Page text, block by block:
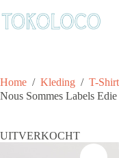
naar
de
Home / Kleding / T-
Nous Sommes Labels
UITVERKOCHT